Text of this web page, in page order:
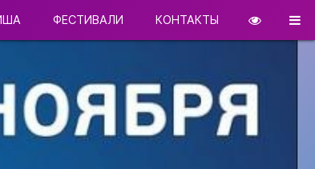
ФЕСТИВАЛИ КОНТАКТЫ